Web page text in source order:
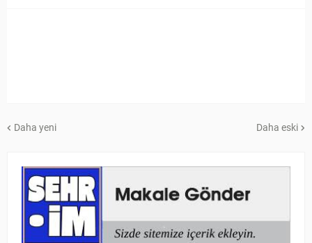
Daha yeni Daha eski